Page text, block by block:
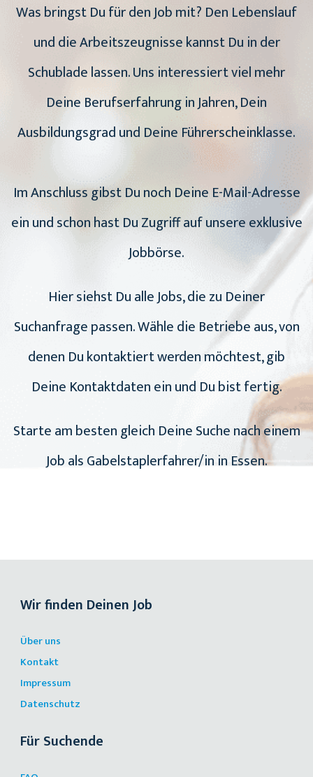
Was bringst Du für den Job mit? Den Lebenslauf
und die Arbeitszeugnisse kannst Du in der
Schublade lassen. Uns interessiert viel mehr
Deine Berufserfahrung in Jahren, Dein
Ausbildungsgrad und Deine Führerscheinklasse.
Im Anschluss gibst Du noch Deine E-Mail-Adresse
ein und schon hast Du Zugriff auf unsere exklusive
Jobbörse.
Hier siehst Du alle Jobs, die zu Deiner
Suchanfrage passen. Wähle die Betriebe aus, von
denen Du kontaktiert werden möchtest, gib
Deine Kontaktdaten ein und Du bist fertig.
Starte am besten gleich Deine Suche nach einem
Job als Gabelstaplerfahrer/in in Essen.
Wir finden Deinen Job
Über uns
Kontakt
Impressum
Datenschutz
Für Suchende